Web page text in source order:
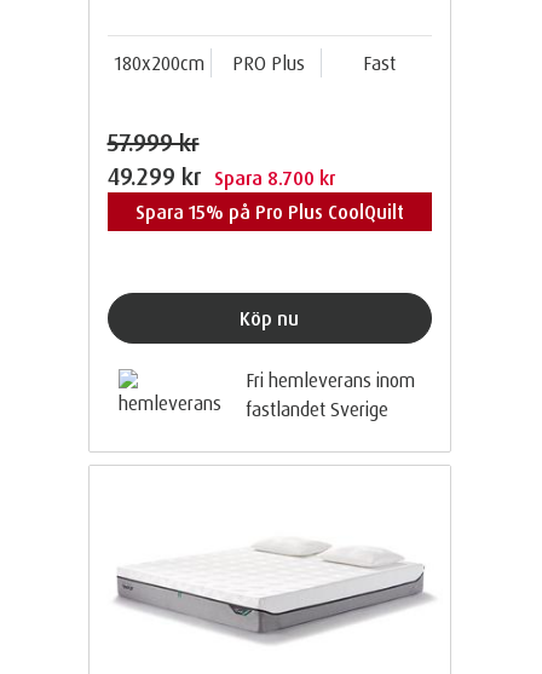
180x200cm PRO Plus Fast
57.999 kr
49.299 kr Spara 8.700 kr
Spara 15% på Pro Plus CoolQuilt
Köp nu
Fri hemleverans inom
fastlandet Sverige